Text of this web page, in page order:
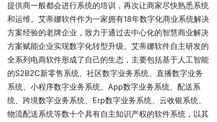
提供商一般都会进行系统的培训，再次让商家尽快熟悉系统
和运维。艾蒂娜软件作为一家拥有18年数字化商业系统解决
方案经验的老牌企业，致力于通过去中心化的智慧商业解决
方案赋能企业实现数字化转型升级。艾蒂娜软件自主研发的
全系列电商软件形成了自己的生态，主要包括基于人工智能
的S2B2C新零售系统、社区数字业务系统、直播数字业务
系统、小程序数字业务系统、App数字业务系统、配送系
统、跨境数字业务系统、Erp数字业务系统、云收银系统、
物流配送系统等数十个具有自主知识产权的软件系统，以其